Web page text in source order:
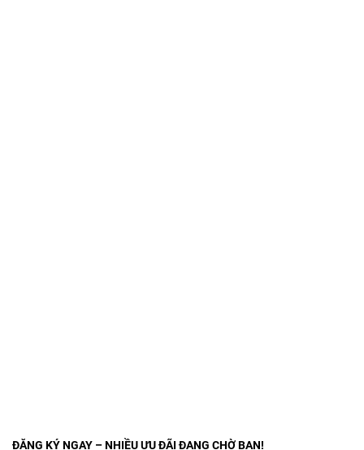
ĐĂNG KÝ NGAY – NHIỀU ƯU ĐÃI ĐANG CHỜ BẠN!